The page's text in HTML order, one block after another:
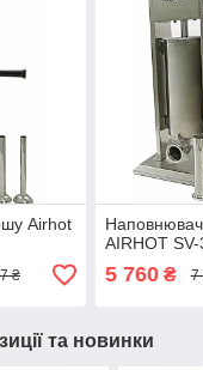
Airhot
₴
AIRHOT SV-
5 760₴ 7
та новинки